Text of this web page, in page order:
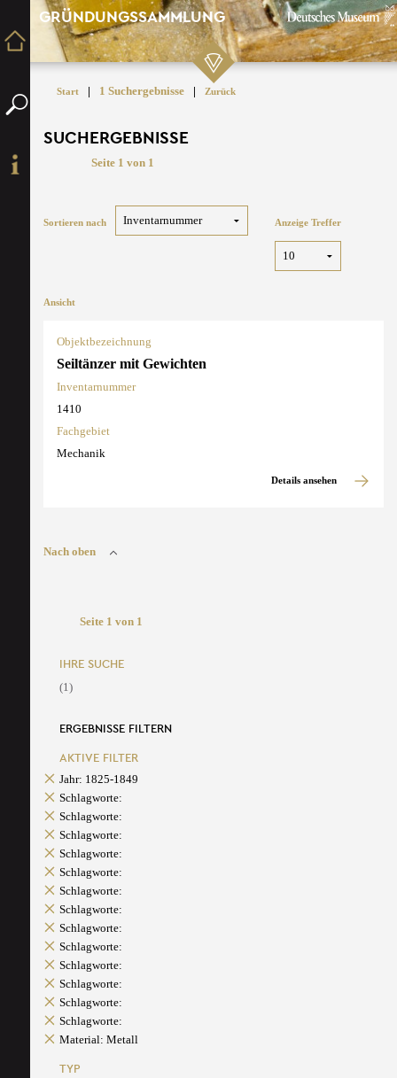
GRÜNDUNGSSAMMLUNG
Start | 1 Suchergebnisse | Zurück
SUCHERGEBNISSE
Seite 1 von 1
Sortieren nach Anzeige Treffer
Ansicht
Objektbezeichnung
Seiltänzer mit Gewichten
Inventarnummer
1410
Fachgebiet
Mechanik
Details ansehen
Nach oben
Seite 1 von 1
IHRE SUCHE
(1)
ERGEBNISSE FILTERN
AKTIVE FILTER
Jahr: 1825-1849
Schlagworte:
Schlagworte:
Schlagworte:
Schlagworte:
Schlagworte:
Schlagworte:
Schlagworte:
Schlagworte:
Schlagworte:
Schlagworte:
Schlagworte:
Schlagworte:
Schlagworte:
Material: Metall
TYP